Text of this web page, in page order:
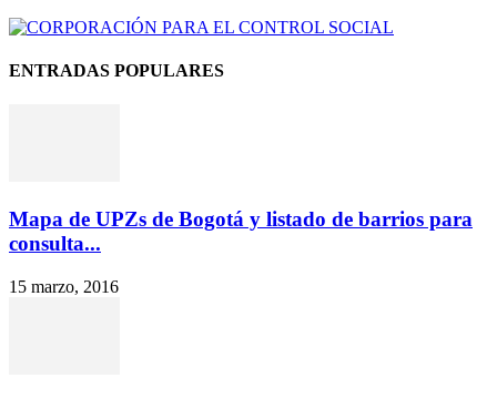
ENTRADAS POPULARES
Mapa de UPZs de Bogotá y listado de barrios para
consulta...
15 marzo, 2016